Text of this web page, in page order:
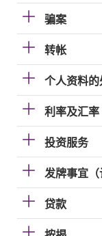
骗案
转帐
个人资料的
利率及汇率
投资服务
发牌事宜（
贷款